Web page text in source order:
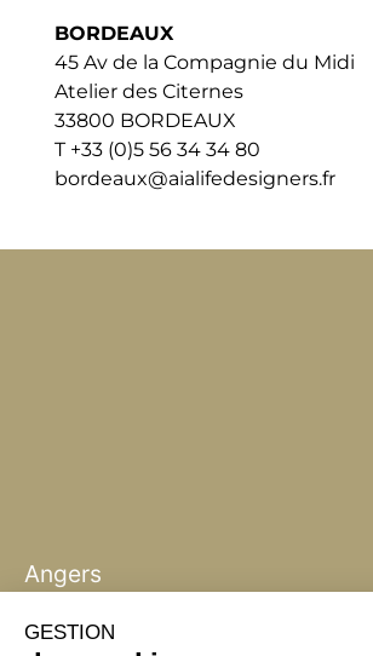
BORDEAUX
45 Av de la Compagnie du Midi
Atelier des Citernes
33800 BORDEAUX
T +33 (0)5 56 34 34 80
bordeaux@aialifedesigners.fr
Angers
La Station A,